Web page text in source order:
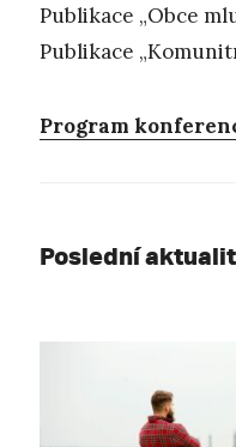
Publikace „Obce
Publikace
Program
Poslední